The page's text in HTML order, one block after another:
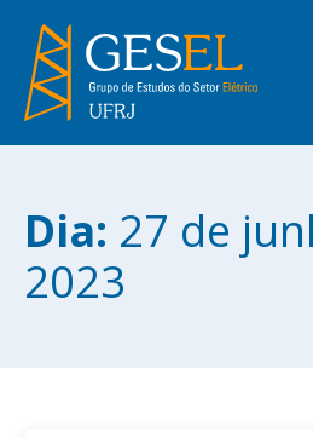
Dia: 27 de
2023